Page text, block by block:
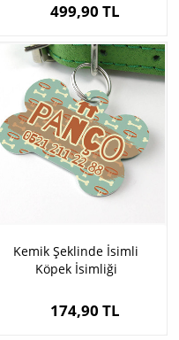
499,90 TL
Kemik Şeklinde İsimli
Köpek İsimliği
174,90 TL